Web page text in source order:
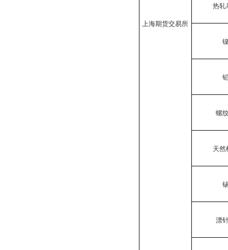
上海期货交易所
热轧
螺
天然
漂